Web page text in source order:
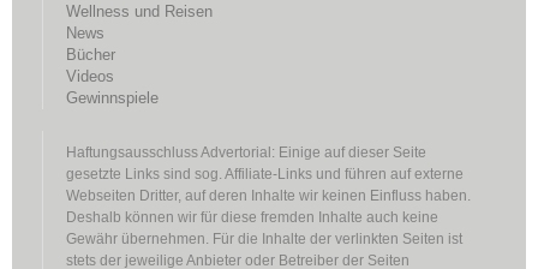
Wellness und Reisen
News
Bücher
Videos
Gewinnspiele
Haftungsausschluss Advertorial: Einige auf dieser Seite
gesetzte Links sind sog. Affiliate-Links und führen auf externe
Webseiten Dritter, auf deren Inhalte wir keinen Einfluss haben.
Deshalb können wir für diese fremden Inhalte auch keine
Gewähr übernehmen. Für die Inhalte der verlinkten Seiten ist
stets der jeweilige Anbieter oder Betreiber der Seiten